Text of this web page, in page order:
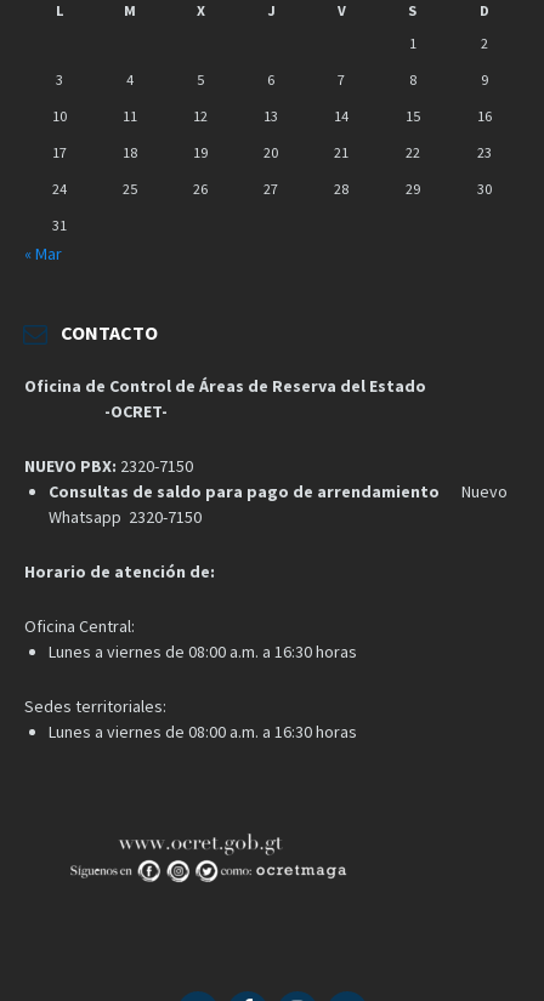
L
M X J V S
D
1
2
3
4 5 6 7 8
9
10
11 12 13 14 15
16
17
18 19 20 21 22
23
24
25 26 27 28 29
30
31
« Mar
CONTACTO
Oficina de Control de Áreas de Reserva del Estado
-OCRET-
NUEVO PBX: 2320-7150
Consultas de saldo para pago de arrendamiento Nuevo
Whatsapp 2320-7150
Horario de atención de:
Oficina Central:
Lunes a viernes de 08:00 a.m. a 16:30 horas
Sedes territoriales:
Lunes a viernes de 08:00 a.m. a 16:30 horas